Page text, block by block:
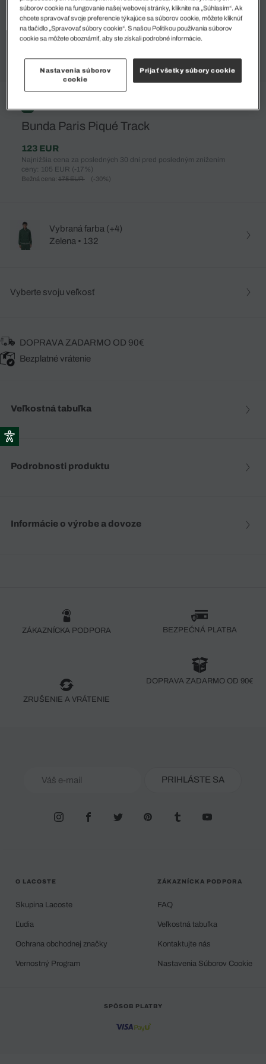
%
Bunda Paris Piqué Track
123 EUR
Najnižšia cena za posledných 30 dní pred posledným znížením
ceny: 105 EUR (-17%)
Bežná cena: 175 EUR (-30%)
Vybraná farba (+4)
Zelena • 132
Vyberte svoju veľkosť
DOPRAVA ZADARMO OD 90€
Bezplatné vrátenie
Veľkostná tabuľka
Podrobnosti produktu
Informácie o výrobe a dovoze
ZÁKAZNÍCKA PODPORA BEZPEČNÁ PLATBA
ZRUŠENIE A VRÁTENIE
DOPRAVA ZADARMO OD 90€
PRIHLÁSTE SA
O LACOSTE
Skupina Lacoste
Ľudia
Ochrana obchodnej značky
Vernostný Program
ZÁKAZNÍCKA PODPORA
FAQ
Veľkostná tabuľka
Kontaktujte nás
Nastavenia Súborov Cookie
SPÔSOB PLATBY
súborov cookie na fungovanie našej webovej stránky, kliknite na „Súhlasím“. Ak
chcete spravovať svoje preferencie týkajúce sa súborov cookie, môžete kliknúť
na tlačidlo „Spravovať súbory cookie“. S našou Politikou používania súborov
cookie sa môžete oboznámiť, aby ste získali podrobné informácie.
Nastavenia súborov
cookie
Prijať všetky súbory cookie